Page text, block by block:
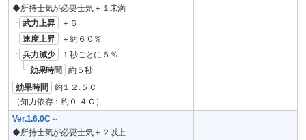
◆所持士気が必要士気＋１未満
武力上昇
＋６
速度上昇
＋約６０％
兵力減少
１秒ごとに５％
効果時間
約５秒
効果時間
約１２.５Ｃ
（知力依存：約０.４Ｃ）
Ver.1.6.0C～
◆所持士気が必要士気＋２以上